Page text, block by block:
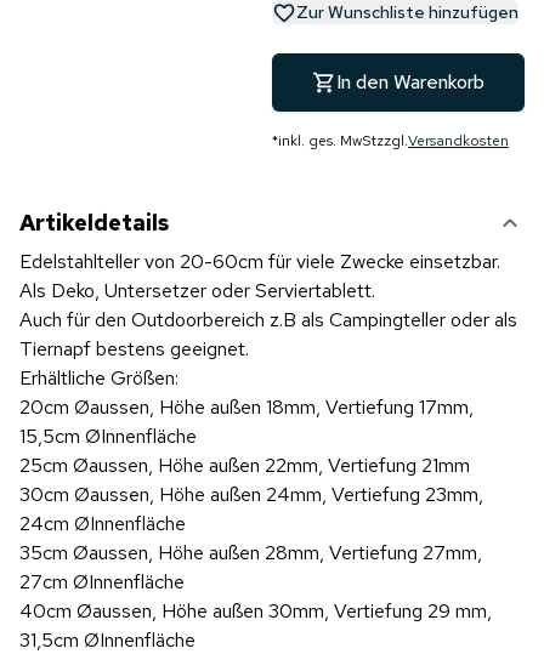
Zur Wunschliste hinzufügen
In den Warenkorb
*inkl. ges. MwStzzgl.Versandkosten
Artikeldetails
Edelstahlteller von 20-60cm für viele Zwecke einsetzbar.
Als Deko, Untersetzer oder Serviertablett.
Auch für den Outdoorbereich z.B als Campingteller oder als
Tiernapf bestens geeignet.
Erhältliche Größen:
20cm Øaussen, Höhe außen 18mm, Vertiefung 17mm,
15,5cm ØInnenfläche
25cm Øaussen, Höhe außen 22mm, Vertiefung 21mm
30cm Øaussen, Höhe außen 24mm, Vertiefung 23mm,
24cm ØInnenfläche
35cm Øaussen, Höhe außen 28mm, Vertiefung 27mm,
27cm ØInnenfläche
40cm Øaussen, Höhe außen 30mm, Vertiefung 29 mm,
31,5cm ØInnenfläche